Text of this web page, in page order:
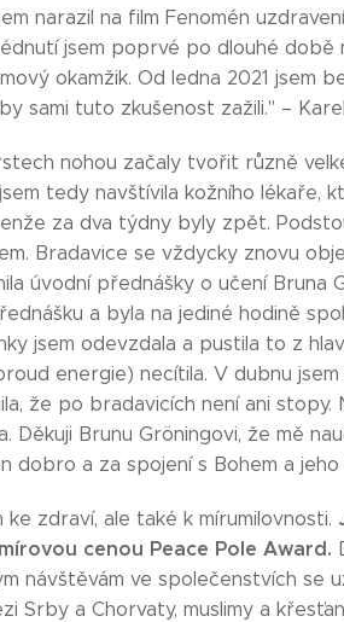
narazil na film Fenomén
jsem poprvé po dlouhé
okamžik. Od ledna 2021 jsem
sami tuto zkušenost zažili." –
nohou začaly tvořit různě
tedy navštívila kožního lékaře,
za dva týdny byly zpět.
Bradavice se vždycky znovu
úvodní přednášky o učení Bruna
a byla na jediné hodině
jsem odevzdala a pustila to z
energie) necítila. V dubnu
že po bradavicích není ani stopy.
Děkuji Brunu Gröningovi, že mě
dobro a za spojení s Bohem a jeho
ke zdraví, ale také k mírumilovnosti.
cenou Peace Pole Award.
návštěvám ve společenstvích se
Srby a Chorvaty, muslimy a